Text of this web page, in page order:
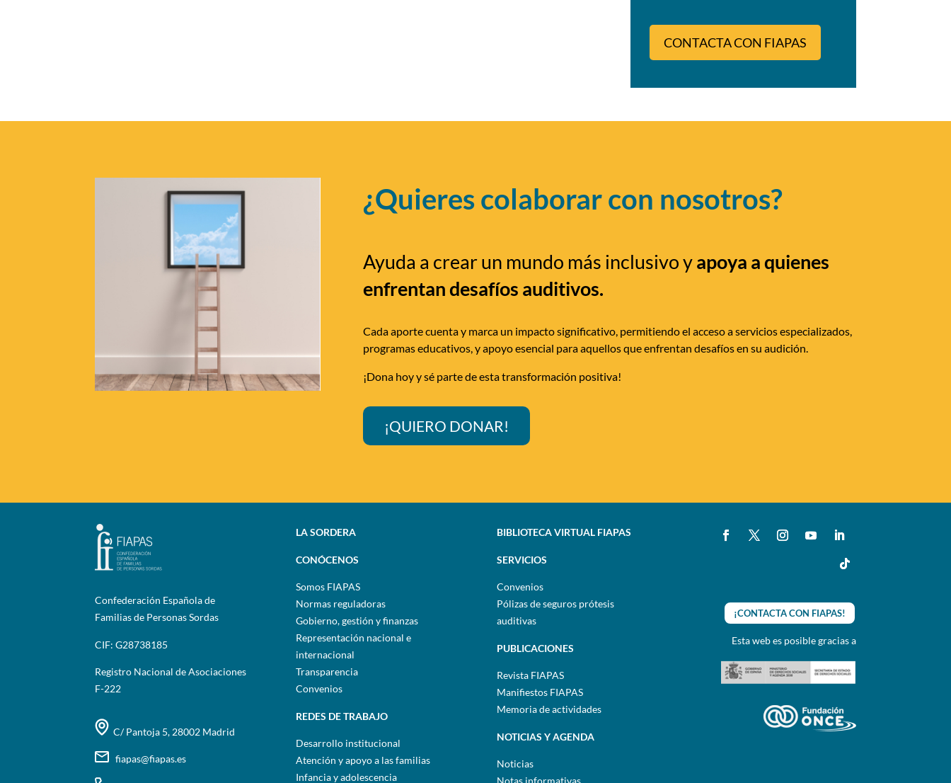
CONTACTA CON FIAPAS
¿Quieres colaborar con nosotros?
Ayuda a crear un mundo más inclusivo yapoya a quienes
enfrentan desafíos auditivos.
Cada aporte cuenta y marca un impacto significativo, permitiendo el acceso a servicios especializados,
programas educativos, y apoyo esencial para aquellos que enfrentan desafíos en su audición.
¡Dona hoy y sé parte de esta transformación positiva!
¡QUIERO DONAR!
Confederación Española de
Familias de Personas Sordas
CIF: G28738185
Registro Nacional de Asociaciones
F-222
C/ Pantoja 5, 28002 Madrid
fiapas@fiapas.es
LA SORDERA
CONÓCENOS
Somos FIAPAS
Normas reguladoras
Gobierno, gestión y finanzas
Representación nacional e
internacional
Transparencia
Convenios
REDES DE TRABAJO
Desarrollo institucional
Atención y apoyo a las familias
Infancia y adolescencia
BIBLIOTECA VIRTUAL FIAPAS
SERVICIOS
Convenios
Pólizas de seguros prótesis
auditivas
PUBLICACIONES
Revista FIAPAS
Manifiestos FIAPAS
Memoria de actividades
NOTICIAS Y AGENDA
Noticias
¡CONTACTA CON FIAPAS!
Esta web es posible gracias a